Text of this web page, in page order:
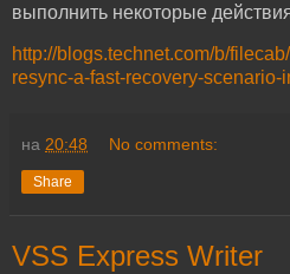
выполнить некоторые
http://blogs.technet.com/b/
resync-a-fast-recovery-
на 20:48 No comments:
Share
VSS Express Writer